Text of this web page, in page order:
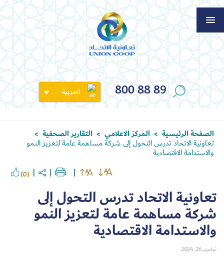
800 88 89 العربية
الصفحة الرئيسية > المركز الاعلامي > التقارير الصحفية >
تعاونية الاتحاد تدرس التحول إلى شركة مساهمة عامة لتعزيز النمو
والاستدامة الاقتصادية
(0)
تعاونية الاتحاد تدرس التحول إلى
شركة مساهمة عامة لتعزيز النمو
والاستدامة الاقتصادية
نوفمبر 26, 2024